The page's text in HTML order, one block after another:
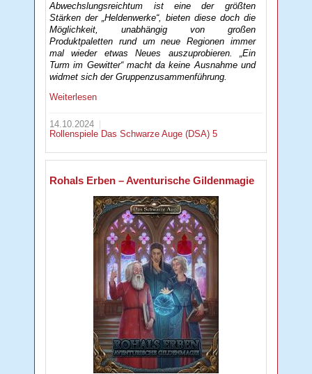
Abwechslungsreichtum ist eine der größten
Stärken der „Heldenwerke“, bieten diese doch die
Möglichkeit, unabhängig von großen
Produktpaletten rund um neue Regionen immer
mal wieder etwas Neues auszuprobieren. „Ein
Turm im Gewitter“ macht da keine Ausnahme und
widmet sich der Gruppenzusammenführung.
Weiterlesen
14.10.2024
Rollenspiele Das Schwarze Auge (DSA) 5
Rohals Erben – Aventurische Gildenmagie